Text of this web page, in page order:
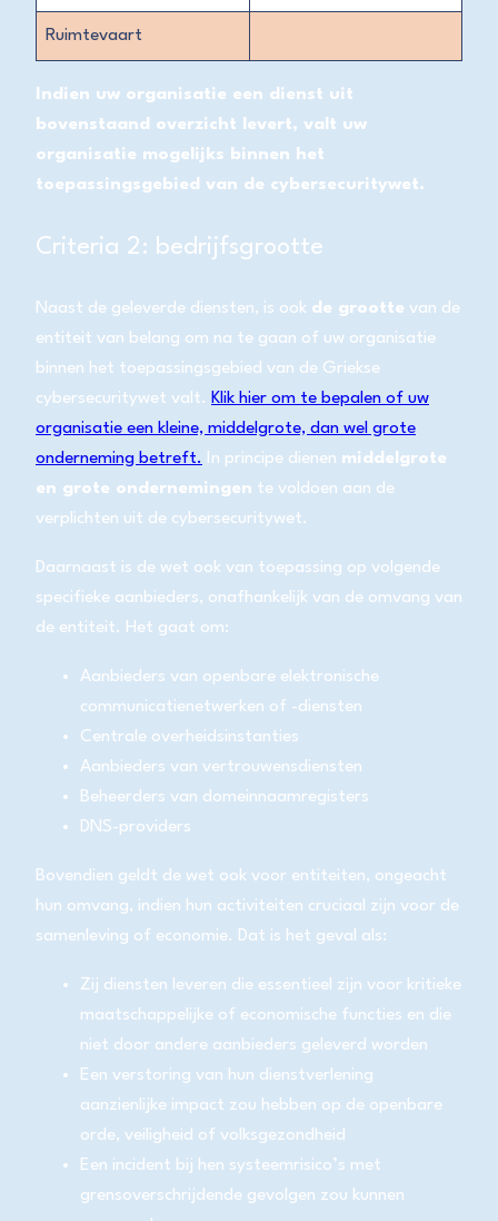
Ruimtevaart
Indien uw organisatie een dienst uit
bovenstaand overzicht levert, valt uw
organisatie mogelijks binnen het
toepassingsgebied van de cybersecuritywet.
Criteria 2: bedrijfsgrootte
Naast de geleverde diensten, is ook de grootte van de
entiteit van belang om na te gaan of uw organisatie
binnen het toepassingsgebied van de Griekse
cybersecuritywet valt. Klik hier om te bepalen of uw
organisatie een kleine, middelgrote, dan wel grote
onderneming betreft.
In principe dienen middelgrote
en grote ondernemingen te voldoen aan de
verplichten uit de cybersecuritywet.
Daarnaast is de wet ook van toepassing op volgende
specifieke aanbieders, onafhankelijk van de omvang van
de entiteit. Het gaat om:
Aanbieders van openbare elektronische
communicatienetwerken of -diensten
Centrale overheidsinstanties
Aanbieders van vertrouwensdiensten
Beheerders van domeinnaamregisters
DNS-providers
Bovendien geldt de wet ook voor entiteiten, ongeacht
hun omvang, indien hun activiteiten cruciaal zijn voor de
samenleving of economie. Dat is het geval als:
Zij diensten leveren die essentieel zijn voor kritieke
maatschappelijke of economische functies en die
niet door andere aanbieders geleverd worden
Een verstoring van hun dienstverlening
aanzienlijke impact zou hebben op de openbare
orde, veiligheid of volksgezondheid
Een incident bij hen systeemrisico’s met
grensoverschrijdende gevolgen zou kunnen